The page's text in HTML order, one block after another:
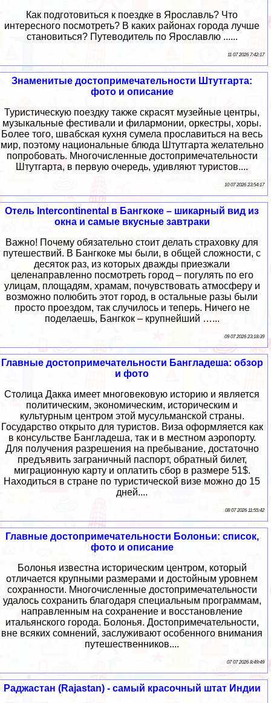
Как подготовиться к поездке в Ярославль? Что
интересного посмотреть? В каких районах города лучше
становиться? Путеводитель по Ярославлю ......
11 07 2026 7:42:17
Знаменитые достопримечательности Штутгарта:
фото и описание
Туристическую поездку также скрасят музейные центры,
музыкальные фестивали и филармонии, оркестры, хоры.
Более того, швабская кухня сумела прославиться на весь
мир, поэтому национальные блюда Штутгарта желательно
попробовать. Многочисленные достопримечательности
Штутгарта, в первую очередь, удивляют туристов....
10 07 2026 23:54:17
Отель Intercontinental в Бангкоке – шикарный вид из
окна и самые вкусные завтраки
Важно! Почему обязательно стоит делать страховку для
путешествий. В Бангкоке мы были, в общей сложности, с
десяток раз, из которых дважды приезжали
целенаправленно посмотреть город – погулять по его
улицам, площадям, храмам, почувствовать атмосферу и
возможно полюбить этот город, в остальные разы были
просто проездом, так случилось и теперь. Ничего не
поделаешь, Бангкок – крупнейший …...
09 07 2026 23:18:39
Главные достопримечательности Бангладеша: обзор
и фото
Столица Дакка имеет многовековую историю и является
политическим, экономическим, историческим и
культурным центром этой мусульманской страны.
Государство открыто для туристов. Виза оформляется как
в консульстве Бангладеша, так и в местном аэропорту.
Для получения разрешения на пребывание, достаточно
предъявить заграничный паспорт, обратный билет,
миграционную карту и оплатить сбор в размере 51$.
Находиться в стране по туристической визе можно до 15
дней....
08 07 2026 11:55:42
Главные достопримечательности Болоньи: список,
фото и описание
Болонья известна историческим центром, который
отличается крупными размерами и достойным уровнем
сохранности. Многочисленные достопримечательности
удалось сохранить благодаря специальным программам,
направленным на сохранение и восстановление
итальянского города. Болонья. Достопримечательности,
вне всяких сомнений, заслуживают особенного внимания
путешественников....
07 07 2026 8:49:49
Раджастан (Rajastan) - самый красочный штат Индии